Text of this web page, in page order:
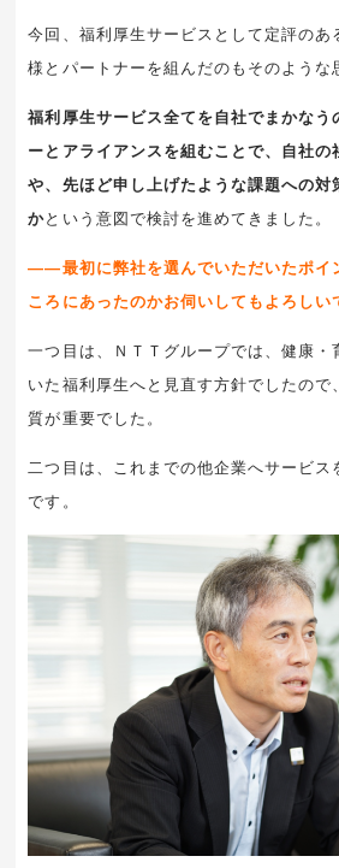
今回、福利厚生サービスとして定評のあ
様とパートナーを組んだのもそのような
福利厚生サービス全てを自社でまかなう
ーとアライアンスを組むことで、自社の
や、先ほど申し上げたような課題への対
かという意図で検討を進めてきました。
――最初に弊社を選んでいただいたポイ
ころにあったのかお伺いしてもよろしい
一つ目は、ＮＴＴグループでは、健康・
いた福利厚生へと見直す方針でしたので
質が重要でした。
二つ目は、これまでの他企業へサービス
です。